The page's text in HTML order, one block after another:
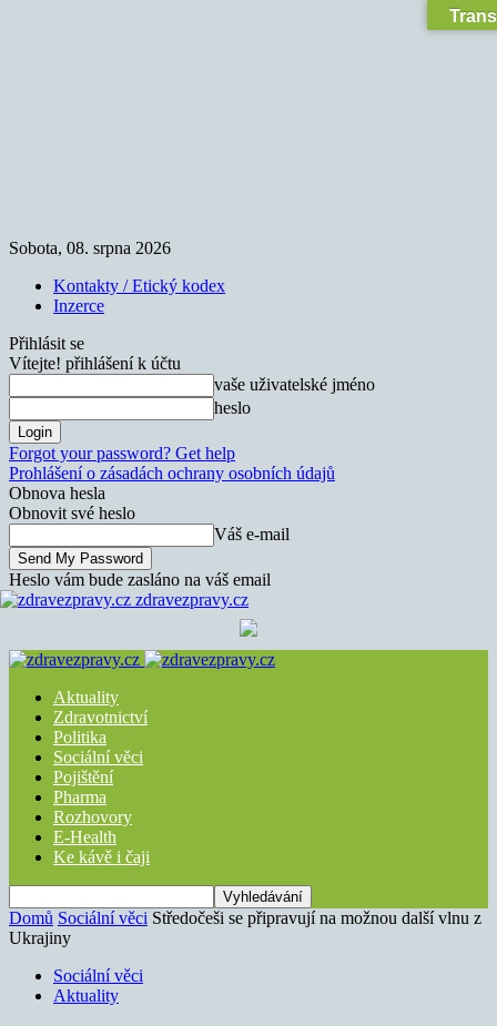
Sobota, 08. srpna 2026
Kontakty / Etický kodex
Inzerce
Přihlásit se
Vítejte! přihlášení k účtu
vaše uživatelské jméno
heslo
Forgot your password? Get help
Prohlášení o zásadách ochrany osobních údajů
Obnova hesla
Obnovit své heslo
Váš e-mail
Heslo vám bude zasláno na váš email
zdravezpravy.cz
Aktuality
Zdravotnictví
Politika
Sociální věci
Pojištění
Pharma
Rozhovory
E-Health
Ke kávě i čaji
Domů Sociální věci Středočeši se připravují na možnou další vlnu z
Ukrajiny
Sociální věci
Aktuality